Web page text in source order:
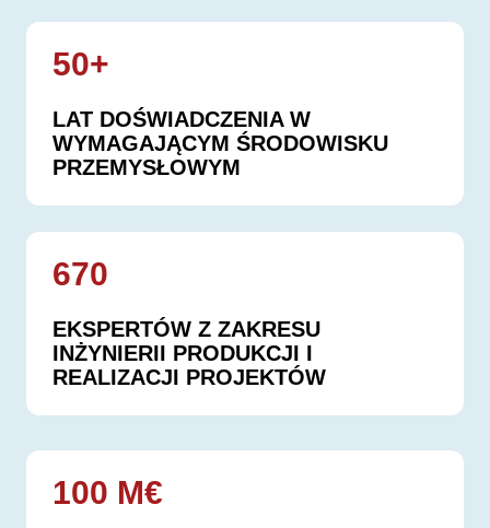
50+
LAT DOŚWIADCZENIA W
WYMAGAJĄCYM ŚRODOWISKU
PRZEMYSŁOWYM
670
EKSPERTÓW Z ZAKRESU
INŻYNIERII PRODUKCJI I
REALIZACJI PROJEKTÓW
100 M€